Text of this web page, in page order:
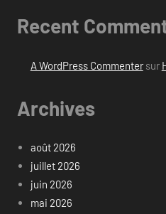
Recent
A WordPress Commentersur
Archives
août 2026
juillet 2026
juin 2026
mai 2026